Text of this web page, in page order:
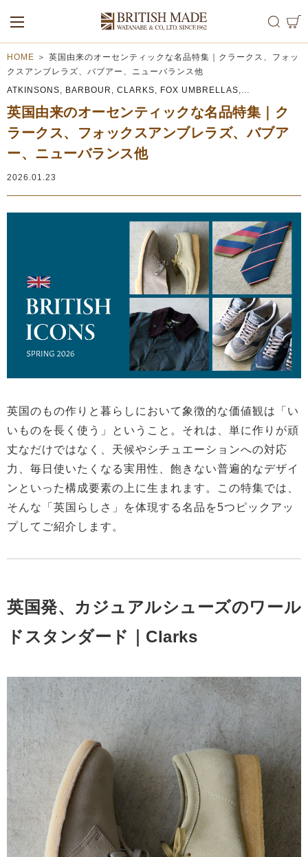
ALL MEN
WOMEN
HOME ＞ 英国由来のオーセンティックな名品特集｜クラークス、フォッ
クスアンブレラズ、バブアー、ニューバランス他
ATKINSONS, BARBOUR , CLARKS, FOX UMBRELLAS,
英国由来のオーセンティックな名品特集｜ク
ラークス、フォックスアンブレラズ、バブア
ー、ニューバランス他
2026.01.23
英国のもの作りと暮らしにおいて象徴的な価値観は「い
いものを長く使う」ということ。それは、単に作りが頑
丈なだけではなく、天候やシチュエーションへの対応
力、毎日使いたくなる実用性、飽きない普遍的なデザイ
ンといった構成要素の上に生まれます。この特集では、
そんな「英国らしさ」を体現する名品を5つピックアッ
プしてご紹介します。
英国発、カジュアルシューズのワール
ドスタンダード｜Clarks